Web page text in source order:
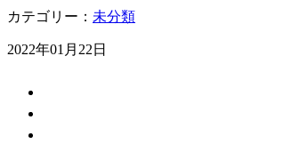
カテゴリー： 未分類
2022年01月22日